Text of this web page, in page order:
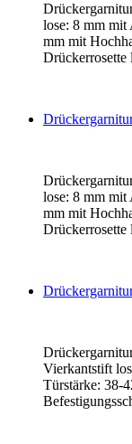
lose: 8 mm mit
mm mit
Drückerrosette
lose: 8 mm mit
mm mit
Drückerrosette
Vierkantstift
Türstärke: 38-